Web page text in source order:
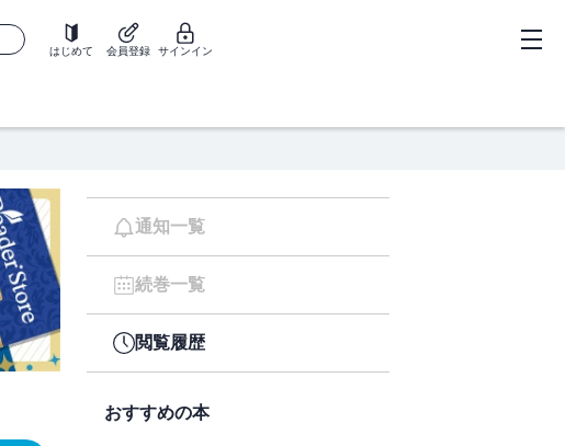
はじめて 会員登録 サインイン
通知一覧
続巻一覧
閲覧履歴
おすすめの本